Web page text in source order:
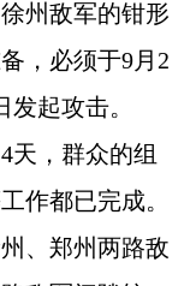
州敌军的钳形
，必须于9月2
起攻击。
天，群众的组
作都已完成。
、郑州两路敌